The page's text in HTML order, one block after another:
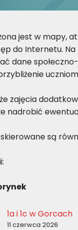
jest w mapy,
do Internetu.
dane
zajęcia
nadrobić
są
1a i 1c w Gorcach
11 czerwca 2026